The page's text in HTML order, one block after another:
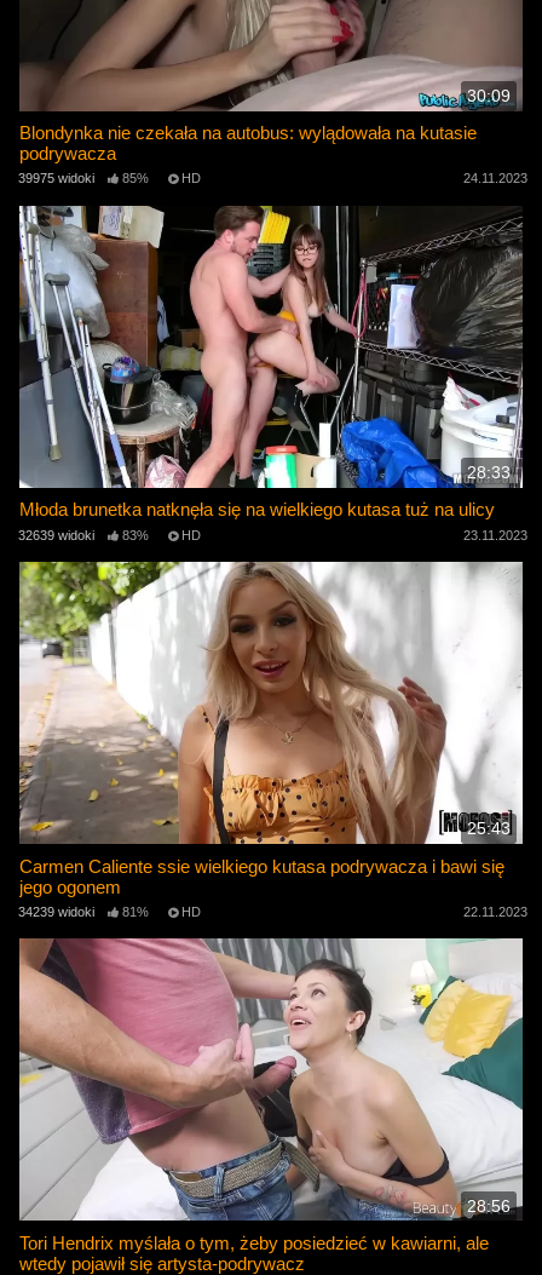
30:09
Blondynka nie czekała na autobus: wylądowała na kutasie
podrywacza
39975 widoki 85% HD 24.11.2023
28:33
Młoda brunetka natknęła się na wielkiego kutasa tuż na ulicy
32639 widoki 83% HD 23.11.2023
25:43
Carmen Caliente ssie wielkiego kutasa podrywacza i bawi się
jego ogonem
34239 widoki 81% HD 22.11.2023
28:56
Tori Hendrix myślała o tym, żeby posiedzieć w kawiarni, ale
wtedy pojawił się artysta-podrywacz